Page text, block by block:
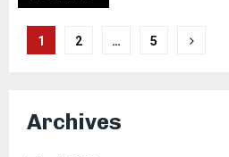
ပို့
စာမျက်နှာ
1 2 … 5
Archives